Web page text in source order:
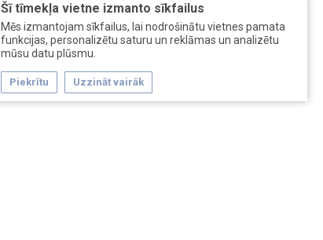
Šī tīmekļa vietne izmanto sīkfailus
Mēs izmantojam sīkfailus, lai nodrošinātu vietnes pamata
funkcijas, personalizētu saturu un reklāmas un analizētu
mūsu datu plūsmu.
Piekrītu Uzzināt vairāk